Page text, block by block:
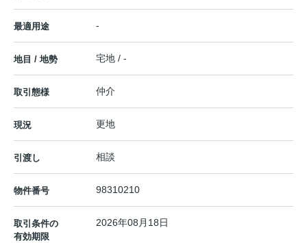
最適用途 -
地目 / 地勢 宅地 / -
取引態様 仲介
現況 更地
引渡し 相談
物件番号 98310210
取引条件の
有効期限
2026年08月18日